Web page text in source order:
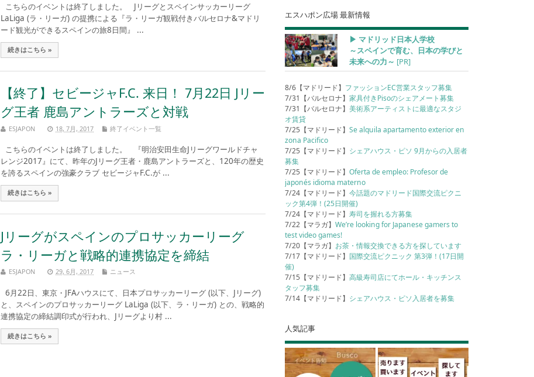
こちらのイベントは終了しました。 Jリーグとスペインサッカーリーグ
LaLiga (ラ・リーガ) の提携による『ラ・リーガ観戦付きバルセロナ&マドリ
ード観光ができるスペインの旅8日間』 ...
続きはこちら »
【終了】セビージャF.C. 来日！ 7月22日 Jリー
グ王者 鹿島アントラーズと対戦
ESJAPON 18, 7月, 2017 終了イベント一覧
こちらのイベントは終了しました。 『明治安田生命Jリーグワールドチャ
レンジ2017』にて、昨年のJリーグ王者・鹿島アントラーズと、120年の歴史
を誇るスペインの強豪クラブ セビージャF.C.が ...
続きはこちら »
Jリーグがスペインのプロサッカーリーグ
ラ・リーガと戦略的連携協定を締結
ESJAPON 29, 6月, 2017 ニュース
6月22日、東京・JFAハウスにて、日本プロサッカーリーグ (以下、Jリーグ)
と、スペインのプロサッカーリーグ LaLiga (以下、ラ・リーガ) との、戦略的
連携協定の締結調印式が行われ、Jリーグより村 ...
続きはこちら »
エスハポン広場 最新情報
▶︎ マドリッド日本人学校
～スペインで育む、日本の学びと
未来への力～ [PR]
8/6【マドリード】 ファッションEC営業スタッフ募集
7/31【バルセロナ】家具付きPisoのシェアメート募集
7/31【バルセロナ】美術系アーティストに最適なスタジ
オ賃貸
7/25【マドリード】Se alquila apartamento exterior en
zona Pacifico
7/25【マドリード】 シェアハウス・ピソ 9月からの入居者
募集
7/25【マドリード】Oferta de empleo: Profesor de
japonés idioma materno
7/24【マドリード】今話題のマドリード国際交流ピクニ
ック第4弾！(25日開催)
7/24【マドリード】寿司を握れる方募集
7/22【マラガ】We’re looking for Japanese gamers to
test video games!
7/20【マラガ】 お茶・情報交換できる方を探しています
7/17【マドリード】 国際交流ピクニック 第3弾！(17日開
催)
7/15【マドリード】高級寿司店にてホール・キッチンス
タッフ募集
7/14【マドリード】 シェアハウス・ピソ入居者を募集
人気記事